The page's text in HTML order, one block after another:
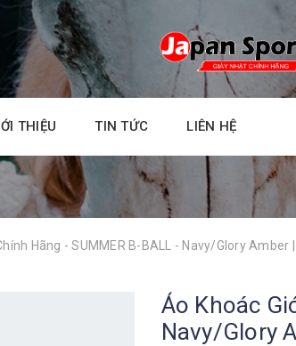
THIỆU TIN TỨC LIÊN HỆ
Hãng - SUMMER B-BALL - Navy/Glory Amber
Áo Khoác
Navy/Glory